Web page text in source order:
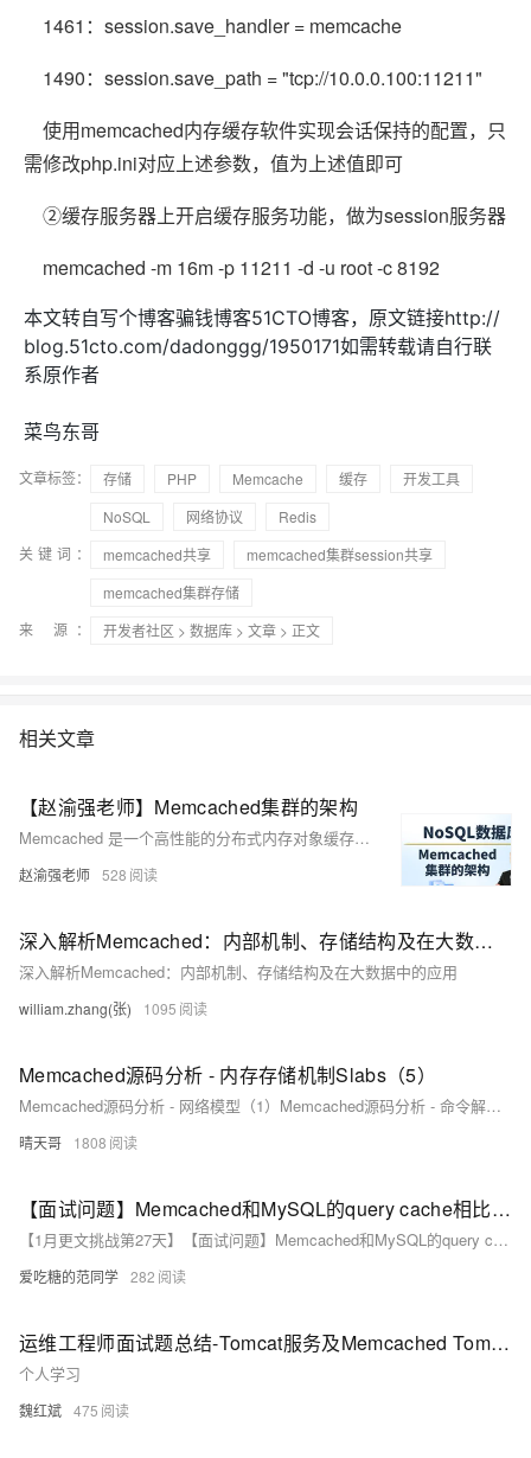
1461：session.save_handler = memcache
1490：session.save_path = "tcp://10.0.0.100:11211"
使用memcached内存缓存软件实现会话保持的配置，只
需修改php.ini对应上述参数，值为上述值即可
②缓存服务器上开启缓存服务功能，做为session服务器
memcached -m 16m -p 11211 -d -u root -c 8192
本文转自写个博客骗钱博客51CTO博客，原文链接http://
blog.51cto.com/dadonggg/1950171如需转载请自行联
系原作者
菜鸟东哥
文章标签： 存储 PHP Memcache 缓存
开发工具
NoSQL
网络协议
Redis
关键词：
memcached共享
memcached集群session共享
memcached集群存储
来 源：
开发者社区 > 数据库 > 文章 > 正文
相关文章
【赵渝强老师】Memcached集群的架构
Memcached 是一个高性能的分布式内存对象缓存系统，通过在内存中维护一个巨大的 Hash 表来存储各种格式的数据，如图像、视频、文件及数据库检索结果等。它主要用于减轻数据库压力，提高网站系统的性能。Memcached 不支持数据持久化，因此仅作为缓存技术使用。其数据分布式存储由客户端应用程序实现，而非服务端。
赵渝强老师 528
深入解析Memcached：内部机制、存储结构及在大数据中的应用
深入解析Memcached：内部机制、存储结构及在大数据中的应用
william.zhang(张) 1095
Memcached源码分析 - 内存存储机制Slabs（5）
Memcached源码分析 - 网络模型（1）Memcached源码分析 - 命令解析（2）Memcached源码分析 - 数据存储（3）Memcached源码分析 - 增删改查操作（4）Memcached源码分析 - 内存存储机制Slabs（5）Memcached源码分析 - LRU淘汰算法（6）Memcached源码分析 - 消息回应（7） 开篇 这篇文章的目的是想把Memcached的内存管理机制讲解清楚，在前面的文章中我们已经提交到Item是Memcached中存储的数据单元，而Item的内存分配策略就是本章的重点了。
晴天哥 1808
【面试问题】Memcached和MySQL的query cache相比，有什么优缺点？
【1月更文挑战第27天】【面试问题】Memcached和MySQL的query cache相比，有什么优缺点？
爱吃糖的范同学 282
运维工程师面试题总结-Tomcat服务及Memcached Tomcat集 群及JVM优化12
个人学习
魏红斌 475